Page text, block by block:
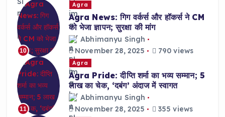
10
Agra
Agra News: गिग वर्कर्स और हॉकर्स ने CM
को भेजा ज्ञापन; सुरक्षा की मांग
Abhimanyu Singh
November 28, 2025
790 views
11
Agra
Agra Pride: दीप्ति शर्मा का भव्य सम्मान; 5
लाख का चेक, ‘दबंग’ अंदाज में स्वागत
Abhimanyu Singh
November 28, 2025
355 views